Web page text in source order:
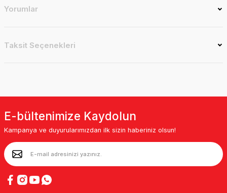
Yorumlar
Taksit Seçenekleri
E-bültenimize Kaydolun
Kampanya ve duyurularımızdan ilk sizin haberiniz olsun!